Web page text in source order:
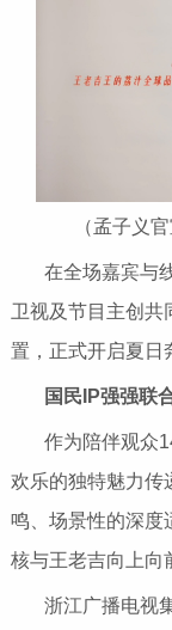
（孟子义
在全场嘉宾与
卫视及节目主创共
置，正式开启夏日
国民 IP强强联
作为陪伴观众
欢乐的独特魅力传
鸣、场景性的深度
核与王老吉向上向
浙江广播电视